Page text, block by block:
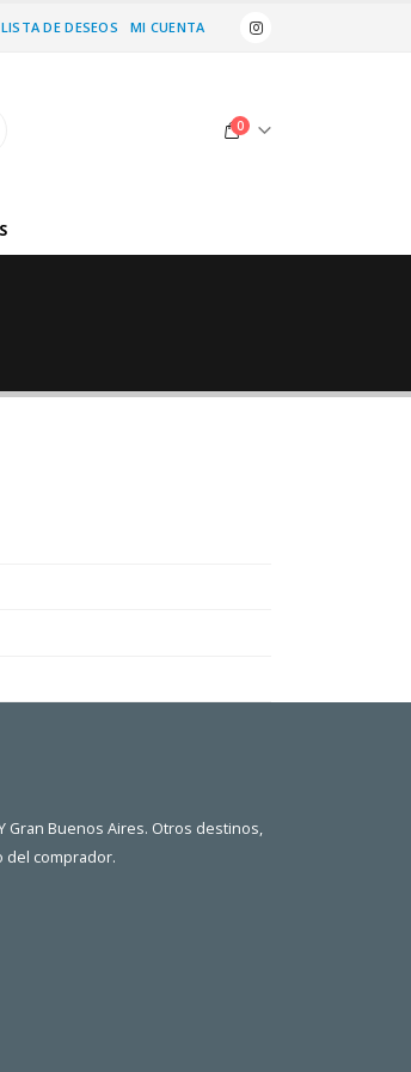
LISTA DE DESEOS MI CUENTA
0
Gran Buenos Aires. Otros destinos,
del comprador.